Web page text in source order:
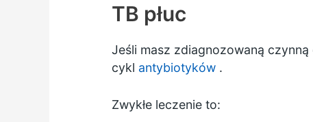
TB płuc
Jeśli masz zdiagnozowaną
cykl antybiotyków.
Zwykłe leczenie to: